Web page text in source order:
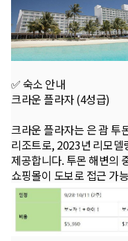
✅ 숙소 안내
크라운 플라자 (4성급)
크라운 플라자는 은 괌
리조트로, 2023년 리모델
제공합니다. 투몬 해변의
쇼핑몰이 도보로 접근 가